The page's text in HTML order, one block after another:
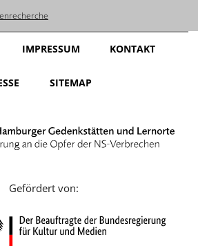
IMPRESSUM KONTAKT
SITEMAP
Gefördert von: